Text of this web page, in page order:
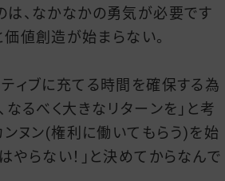
は、なかなかの勇気が必要です
値創造が始まらない。
ィブに充てる時間を確保する為
なるべく大きなリターンを」と考
ンヌン(権利に働いてもらう)を始
やらない！」と決めてからなんで